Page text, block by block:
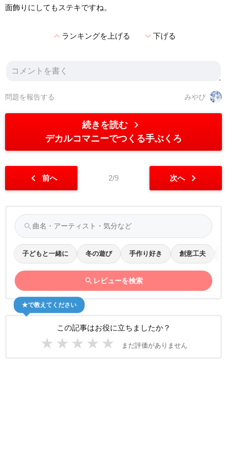
面飾りにしてもステキですね。
expand_lessランキングを上げる expand_more下げる
みやび
問題を報告する
続きを読む chevron_right
デカルコマニーでつくる手ぶくろ
chevron_left 前へ 2/9 次へ chevron_right
search
子どもと一緒に 冬の遊び 手作り好き 創意工夫
search レビューを検索
この記事はお役に立ちましたか？
★ ★ ★ ★ ★ まだ評価がありません
★で教えてください